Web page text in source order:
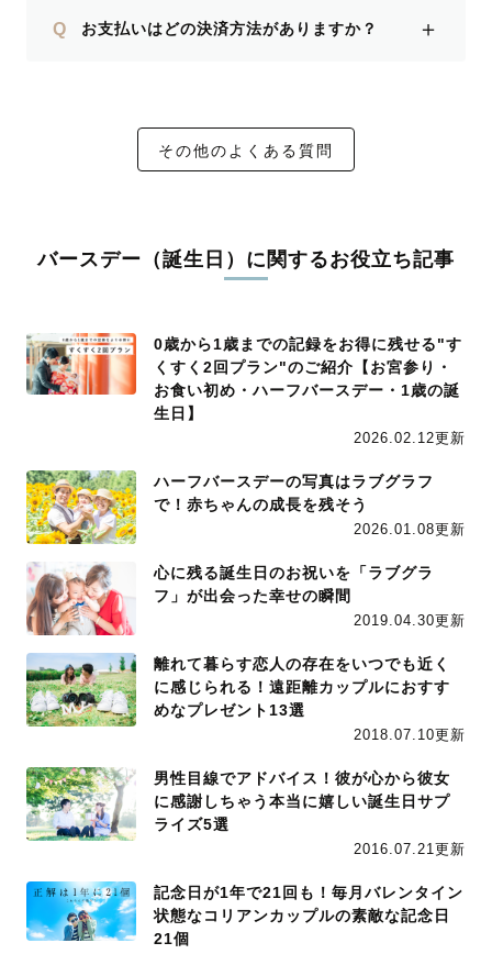
Q お支払いはどの決済方法がありますか？ ＋
その他のよくある質問
バースデー（誕生日）に関するお役立ち記事
0歳から1歳までの記録をお得に残せる"す
くすく2回プラン"のご紹介【お宮参り・
お食い初め・ハーフバースデー・1歳の誕
生日】
2026.02.12更新
ハーフバースデーの写真はラブグラフ
で！赤ちゃんの成長を残そう
2026.01.08更新
心に残る誕生日のお祝いを「ラブグラ
フ」が出会った幸せの瞬間
2019.04.30更新
離れて暮らす恋人の存在をいつでも近く
に感じられる！遠距離カップルにおすす
めなプレゼント13選
2018.07.10更新
男性目線でアドバイス！彼が心から彼女
に感謝しちゃう本当に嬉しい誕生日サプ
ライズ5選
2016.07.21更新
記念日が1年で21回も！毎月バレンタイン
状態なコリアンカップルの素敵な記念日
21個